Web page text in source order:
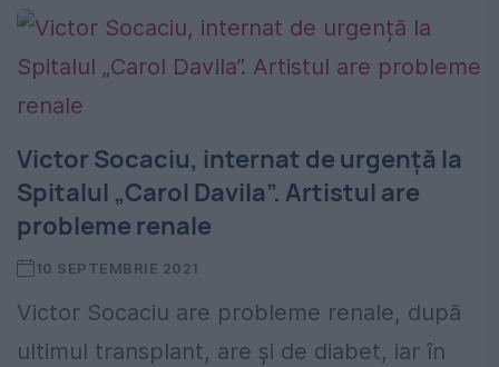
Victor Socaciu, internat de urgență la
Spitalul „Carol Davila”. Artistul are
probleme renale
10 SEPTEMBRIE 2021
Victor Socaciu are probleme renale, după
ultimul transplant, are și de diabet, iar în